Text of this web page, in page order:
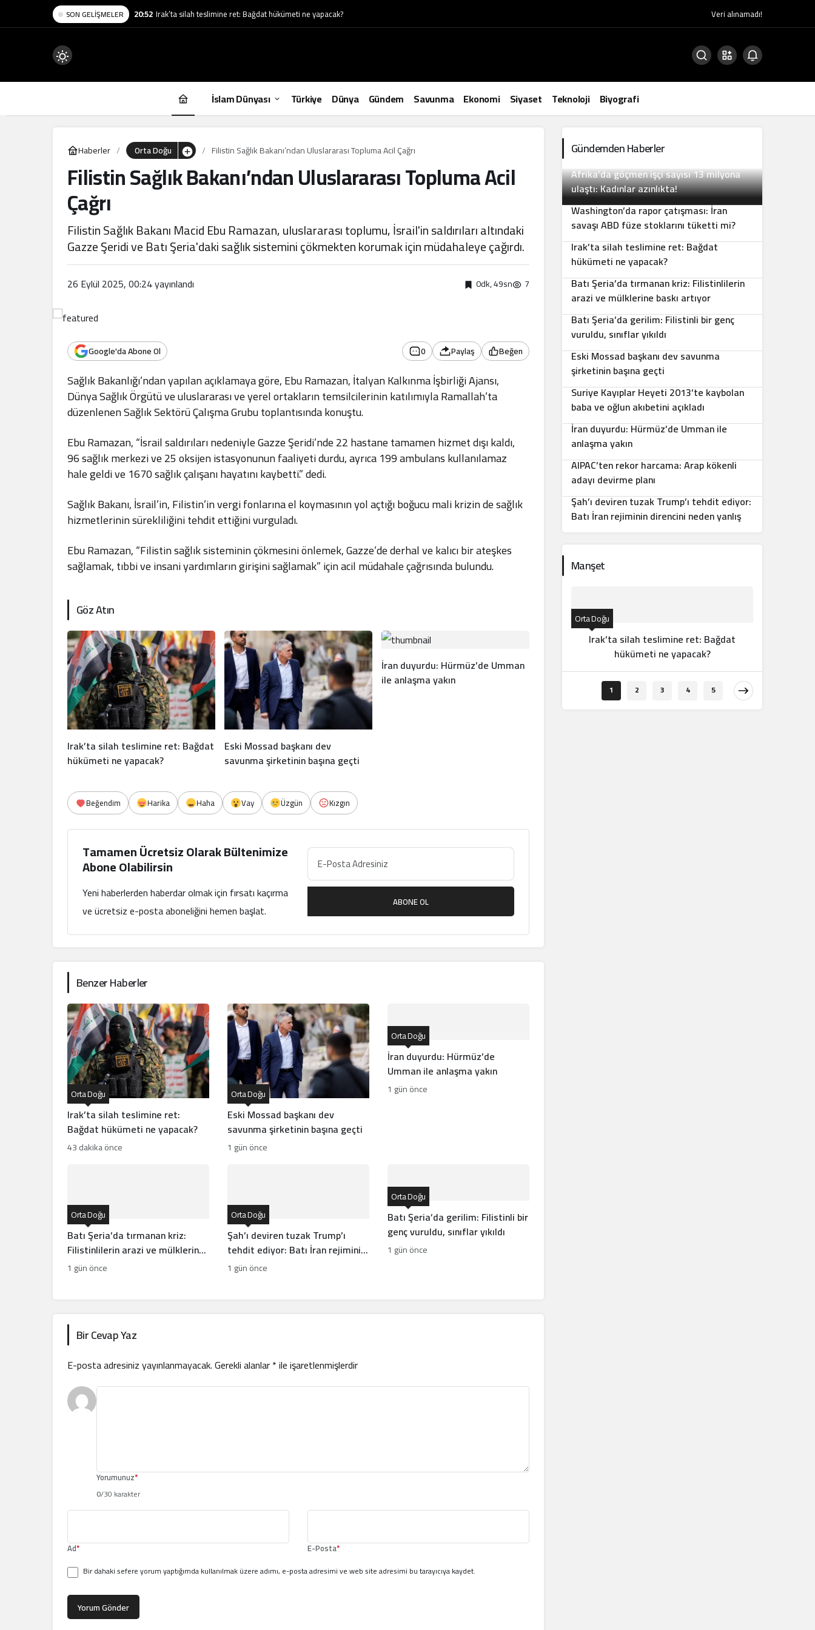
SON GELIŞMELER 20:52 Irak’ta silah teslimine ret: Bağdat hükümeti ne yapacak? Veri alınamadı!
Mod
değiştir
İslam Dünyası Türkiye Dünya Gündem Savunma Ekonomi Siyaset Teknoloji Biyografi
Haberler Orta Doğu Filistin Sağlık Bakanı’ndan Uluslararası Topluma Acil Çağrı
Filistin Sağlık Bakanı’ndan Uluslararası Topluma Acil
Çağrı
Filistin Sağlık Bakanı Macid Ebu Ramazan, uluslararası toplumu, İsrail'in saldırıları altındaki
Gazze Şeridi ve Batı Şeria'daki sağlık sistemini çökmekten korumak için müdahaleye çağırdı.
26 Eylül 2025, 00:24yayınlandı 0dk, 49sn 7
Google'da Abone Ol 0 Paylaş Beğen
Sağlık Bakanlığı’ndan yapılan açıklamaya göre, Ebu Ramazan, İtalyan Kalkınma İşbirliği Ajansı,
Dünya Sağlık Örgütü ve uluslararası ve yerel ortakların temsilcilerinin katılımıyla Ramallah’ta
düzenlenen Sağlık Sektörü Çalışma Grubu toplantısında konuştu.
Ebu Ramazan, “İsrail saldırıları nedeniyle Gazze Şeridi’nde 22 hastane tamamen hizmet dışı kaldı,
96 sağlık merkezi ve 25 oksijen istasyonunun faaliyeti durdu, ayrıca 199 ambulans kullanılamaz
hale geldi ve 1670 sağlık çalışanı hayatını kaybetti.” dedi.
Sağlık Bakanı, İsrail’in, Filistin’in vergi fonlarına el koymasının yol açtığı boğucu mali krizin de sağlık
hizmetlerinin sürekliliğini tehdit ettiğini vurguladı.
Ebu Ramazan, “Filistin sağlık sisteminin çökmesini önlemek, Gazze’de derhal ve kalıcı bir ateşkes
sağlamak, tıbbi ve insani yardımların girişini sağlamak” için acil müdahale çağrısında bulundu.
Göz Atın
Irak’ta silah teslimine ret: Bağdat
hükümeti ne yapacak?
Eski Mossad başkanı dev
savunma şirketinin başına geçti
İran duyurdu: Hürmüz’de Umman
ile anlaşma yakın
Beğendim Harika Haha Vay Üzgün Kızgın
Tamamen Ücretsiz Olarak Bültenimize
Abone Olabilirsin
Yeni haberlerden haberdar olmak için fırsatı kaçırma
ve ücretsiz e-posta aboneliğini hemen başlat.
ABONE OL
Benzer Haberler
Irak’ta silah teslimine ret:
Bağdat hükümeti ne yapacak?
Orta Doğu
43 dakika önce
Eski Mossad başkanı dev
savunma şirketinin başına geçti
Orta Doğu
1 gün önce
İran duyurdu: Hürmüz’de
Umman ile anlaşma yakın
Orta Doğu
1 gün önce
Batı Şeria’da tırmanan kriz:
Filistinlilerin arazi ve mülklerine
baskı artıyor
Orta Doğu
1 gün önce
Şah’ı deviren tuzak Trump’ı
tehdit ediyor: Batı İran rejiminin
direncini neden yanlış anlıyor
Orta Doğu
1 gün önce
Batı Şeria’da gerilim: Filistinli bir
genç vuruldu, sınıflar yıkıldı
Orta Doğu
1 gün önce
Bir Cevap Yaz
E-posta adresiniz yayınlanmayacak.Gerekli alanlar*ile işaretlenmişlerdir
Yorumunuz*
0/30 karakter
Ad* E-Posta*
Bir dahaki sefere yorum yaptığımda kullanılmak üzere adımı, e-posta adresimi ve web site adresimi bu tarayıcıya kaydet.
Yorum Gönder
Gündemden Haberler
Afrika’da göçmen işçi sayısı 13 milyona
ulaştı: Kadınlar azınlıkta!
2
Washington’da rapor çatışması: İran
savaşı ABD füze stoklarını tüketti mi?
3
Irak’ta silah teslimine ret: Bağdat
hükümeti ne yapacak?
4
Batı Şeria’da tırmanan kriz: Filistinlilerin
arazi ve mülklerine baskı artıyor
5
Batı Şeria’da gerilim: Filistinli bir genç
vuruldu, sınıflar yıkıldı
6
Eski Mossad başkanı dev savunma
şirketinin başına geçti
7
Suriye Kayıplar Heyeti 2013’te kaybolan
baba ve oğlun akıbetini açıkladı
8
İran duyurdu: Hürmüz’de Umman ile
anlaşma yakın
9
AIPAC’ten rekor harcama: Arap kökenli
adayı devirme planı
10
Şah’ı deviren tuzak Trump’ı tehdit ediyor:
Batı İran rejiminin direncini neden yanlış
Manşet
Orta Doğu
Irak’ta silah teslimine ret: Bağdat
hükümeti ne yapacak?
1 2 3 4 5